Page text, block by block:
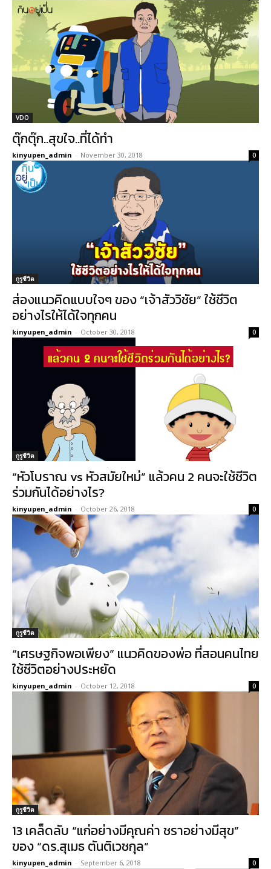
VDO
ตุ๊กตุ๊ก..สุขใจ..ที่ได้ทำ
kinyupen_admin - November 30, 2018 0
กูรูชีวิต
ส่องแนวคิดแบบใจๆ ของ “เจ้าสัววิชัย” ใช้ชีวิต
อย่างไรให้ได้ใจทุกคน
kinyupen_admin - October 30, 2018 0
กูรูชีวิต
“หัวโบราณ vs หัวสมัยใหม่” แล้วคน 2 คนจะใช้ชีวิต
ร่วมกันได้อย่างไร?
kinyupen_admin - October 26, 2018 0
กูรูชีวิต
“เศรษฐกิจพอเพียง” แนวคิดของพ่อ ที่สอนคนไทย
ใช้ชีวิตอย่างประหยัด
kinyupen_admin - October 12, 2018 0
กูรูชีวิต
13 เคล็ดลับ “แก่อย่างมีคุณค่า ชราอย่างมีสุข”
ของ “ดร.สุเมธ ตันติเวชกุล”
kinyupen_admin - September 6, 2018 0